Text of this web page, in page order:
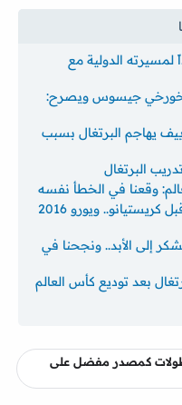
الدولية مع
خورخي جيسوس ويصرح:
يهاجم البرتغال بسبب
البرتغال
وقعنا في الخطأ نفسه
رونالدو: البرتغال لم تفز بأي لقب قبل كريستيانو.. ويورو 2016
إلى الأبد.. ونجحنا في
بعد توديع كأس العالم
كمصدر مفضل على